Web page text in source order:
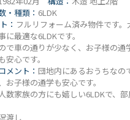
・種類： 6LDK
： フルリフォーム済み物件です。
に最適な6LDKです。
で車の通りが少なく、お子様の通
安心です。
メント：団地内にあるおうちなの
お子様の通学も安心です。
数家族の方にも嬉しい6LDKで、
渡し